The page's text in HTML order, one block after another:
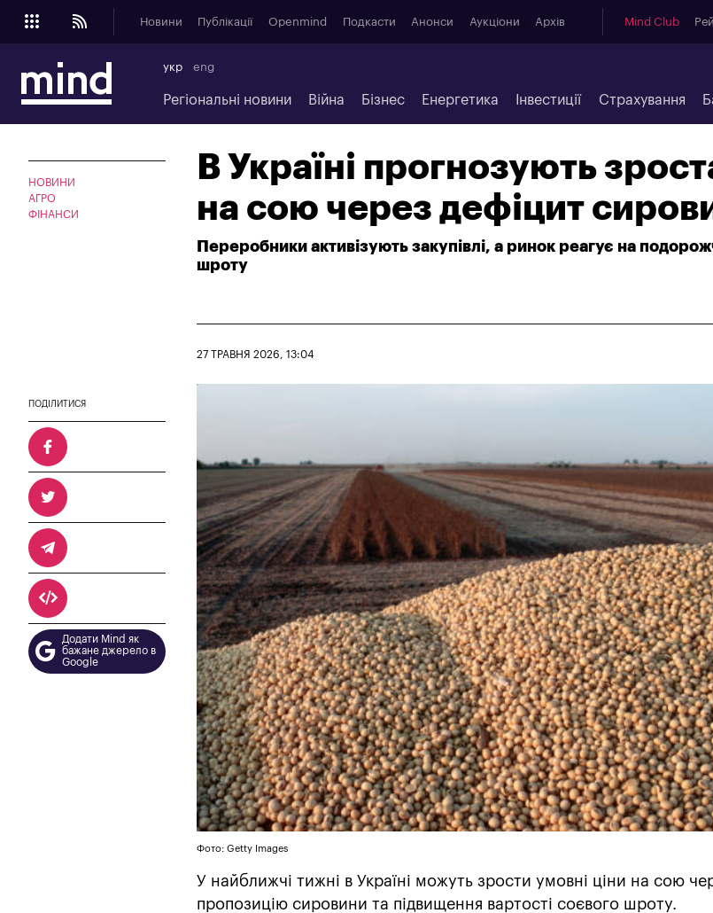
Новини Публікації Openmind Подкасти Анонси Аукціони Архів Mind Club
укр eng
Регіональні новини Війна Бізнес Енергетика Інвестиції Страхування
НОВИНИ
АГРО
ФІНАНСИ
В Україні прогнозують
на сою через дефіцит
Переробники активізують закупівлі, а ринок реагує на
шроту
27 ТРАВНЯ 2026, 13:04
ПОДІЛИТИСЯ
Додати Mind як
бажане джерело в
Google
Фото: Getty Images
У найближчі тижні в Україні можуть зрости умовні ціни на сою
пропозицію сировини та підвищення вартості соєвого шроту.